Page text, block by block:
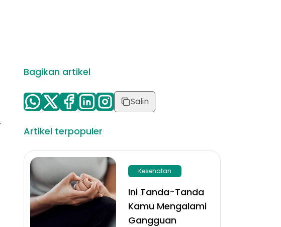
Bagikan artikel
Salin
Artikel terpopuler
Kesehatan
Ini Tanda-Tanda
Kamu Mengalami
Gangguan